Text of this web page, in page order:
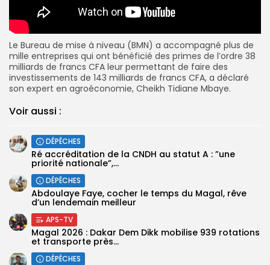
Le Bureau de mise à niveau (BMN) a accompagné plus de
mille entreprises qui ont bénéficié des primes de l’ordre 38
milliards de francs CFA leur permettant de faire des
investissements de 143 milliards de francs CFA, a déclaré
son expert en agroéconomie, Cheikh Tidiane Mbaye.
Voir aussi :
DÉPÊCHES
Ré accréditation de la CNDH au statut A : ”une
priorité nationale”,...
DÉPÊCHES
Abdoulaye Faye, cocher le temps du Magal, rêve
d’un lendemain meilleur
APS-TV
Magal 2026 : Dakar Dem Dikk mobilise 939 rotations
et transporte près...
DÉPÊCHES